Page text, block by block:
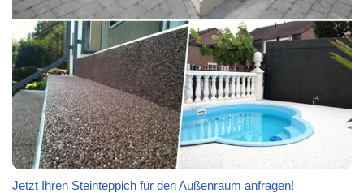
Jetzt Ihren Steinteppich für den Außenraum anfragen!